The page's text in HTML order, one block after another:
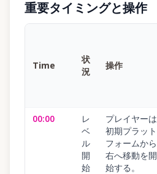
重要タイミングと操作
Time
状
況
操作
00:00
レ
ベ
ル
開
始
プレイヤーは
初期プラット
フォームから
右へ移動を開
始する。